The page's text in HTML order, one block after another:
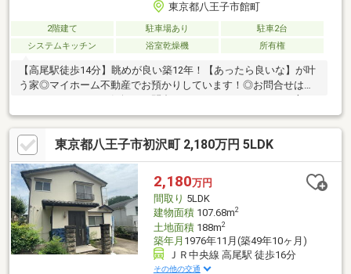
東京都八王子市館町
2階建て 駐車場あり
駐車2台
システムキッチン
浴室乾燥機 所有権
【高尾駅徒歩14分】眺めが良い築12年！【あったら良いな】が叶
う家◎マイホーム不動産でお預かりしています！◎お問合せは
■駅15分圏内が良いー14分です！■日当たりが良いと嬉しいー良い
です！■眺めが良ければ尚良いー良いです！■車を２台置きたいー
おけます！■小中学校が近いのが良いー10分です！■間取りが４Ｌ
ＤＫは欲しいー4ＬＤＫにグルニエまで付いています！■築浅が良
いーこちらは築12年です！■お買物は？ー徒歩15分圏内に大型複
合商業施設が充実！スーパーバリュー10分/イーアス12分/イトー
ヨーカドー13分
東京都八王子市初沢町 2,180万円 5LDK
2,180万円
間取り 5LDK
建物面積107.68m2
土地面積188m2
築年月 1976年11月(築49年10ヶ月)
ＪＲ中央線 高尾駅 徒歩16分
その他の交通